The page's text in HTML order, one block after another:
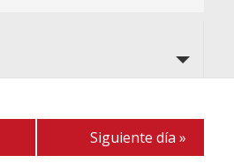
Siguiente día»